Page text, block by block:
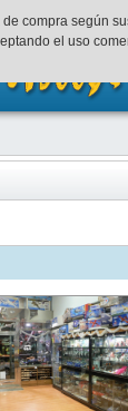
Acceder
compra según
el uso